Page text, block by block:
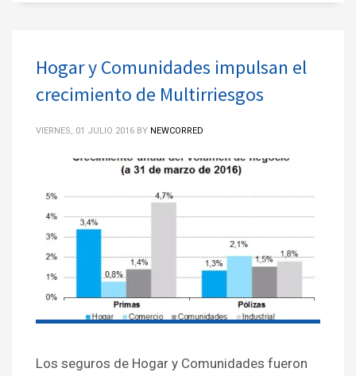
Hogar y Comunidades impulsan el
crecimiento de Multirriesgos
VIERNES, 01 JULIO 2016 BY NEWCORRED
Los seguros de Hogar y Comunidades fueron